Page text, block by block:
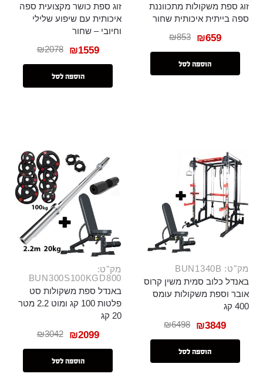
זוג ספת משקולות מתכווננת
ספה בייתית איכותית שחור
₪853 ₪659
הוספה לסל
זוג ספת כושר מקצועית ספה
איכותית עם שיפוע שלילי
וחיובי – שחור
₪2078 ₪1559
הוספה לסל
מק"ט: BUN1340B
באנדל כלוב סמית משין קרוס
אובר וספת משקולות עומס
400 קג
₪6498 ₪3849
הוספה לסל
מק"ט:
BUN300S100KGD800
באנדל ספת משקולות סט
פלטות 100 קג ומוט 2.2 מטר
20 קג
₪3042 ₪2099
הוספה לסל